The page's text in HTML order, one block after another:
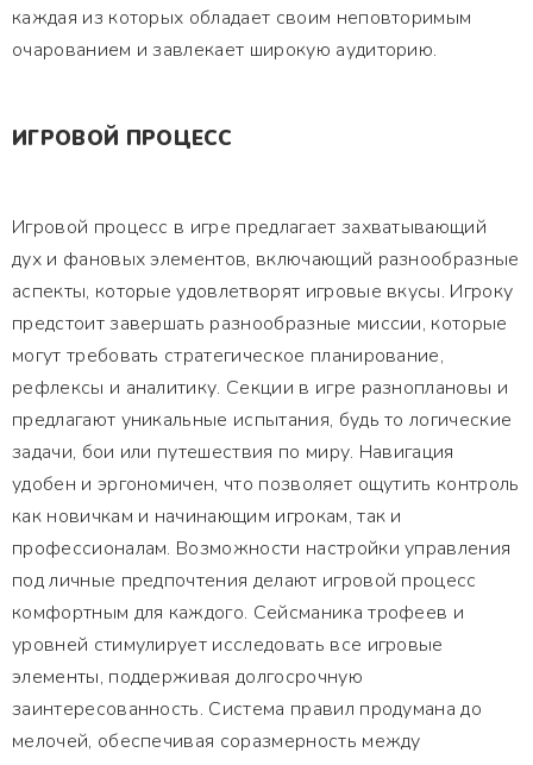
каждая из которых обладает своим неповторимым
очарованием и завлекает широкую аудиторию.
ИГРОВОЙ ПРОЦЕСС
Игровой процесс в игре предлагает захватывающий
дух и фановых элементов, включающий разнообразные
аспекты, которые удовлетворят игровые вкусы. Игроку
предстоит завершать разнообразные миссии, которые
могут требовать стратегическое планирование,
рефлексы и аналитику. Секции в игре разноплановы и
предлагают уникальные испытания, будь то логические
задачи, бои или путешествия по миру. Навигация
удобен и эргономичен, что позволяет ощутить контроль
как новичкам и начинающим игрокам, так и
профессионалам. Возможности настройки управления
под личные предпочтения делают игровой процесс
комфортным для каждого. Сейсманика трофеев и
уровней стимулирует исследовать все игровые
элементы, поддерживая долгосрочную
заинтересованность. Система правил продумана до
мелочей, обеспечивая соразмерность между